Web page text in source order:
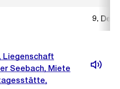
9.
Liegenschaft
Seebach, Miete